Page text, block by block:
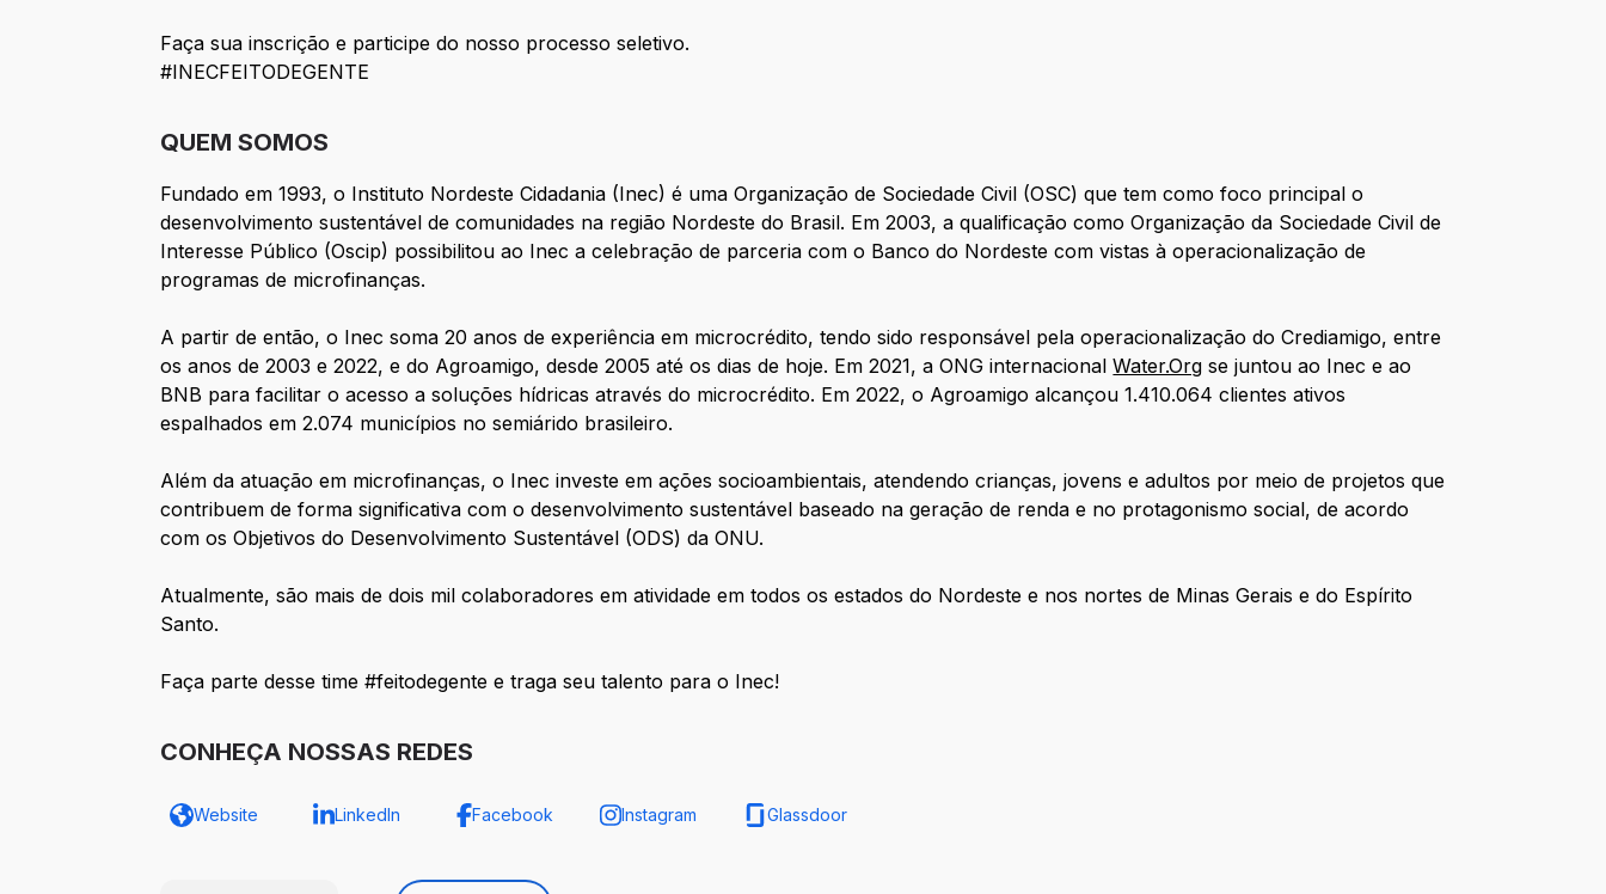
Faça sua inscrição e participe do nosso processo seletivo.
#INECFEITODEGENTE
QUEM SOMOS
Fundado em 1993, o Instituto Nordeste Cidadania (Inec) é uma Organização de Sociedade Civil (OSC) que tem como foco principal o
desenvolvimento sustentável de comunidades na região Nordeste do Brasil. Em 2003, a qualificação como Organização da Sociedade Civil de
Interesse Público (Oscip) possibilitou ao Inec a celebração de parceria com o Banco do Nordeste com vistas à operacionalização de
programas de microfinanças.
A partir de então, o Inec soma 20 anos de experiência em microcrédito, tendo sido responsável pela operacionalização do Crediamigo, entre
os anos de 2003 e 2022, e do Agroamigo, desde 2005 até os dias de hoje. Em 2021, a ONG internacionalWater.Org se juntou ao Inec e ao
BNB para facilitar o acesso a soluções hídricas através do microcrédito. Em 2022, o Agroamigo alcançou 1.410.064 clientes ativos
espalhados em 2.074 municípios no semiárido brasileiro.
Além da atuação em microfinanças, o Inec investe em ações socioambientais, atendendo crianças, jovens e adultos por meio de projetos que
contribuem de forma significativa com o desenvolvimento sustentável baseado na geração de renda e no protagonismo social, de acordo
com os Objetivos do Desenvolvimento Sustentável (ODS) da ONU.
Atualmente, são mais de dois mil colaboradores em atividade em todos os estados do Nordeste e nos nortes de Minas Gerais e do Espírito
Santo.
Faça parte desse time #feitodegente e traga seu talento para o Inec!
CONHEÇA NOSSAS REDES
Website LinkedIn Facebook Instagram Glassdoor